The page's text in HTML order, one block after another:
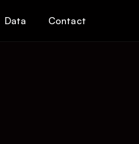
Data Contact